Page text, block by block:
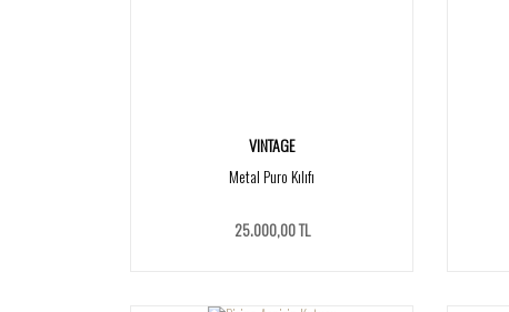
VINTAGE
Metal Puro Kılıfı
25.000,00 TL